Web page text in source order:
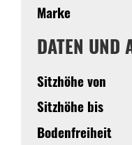
Marke
DATEN UND
Sitzhöhe von
Sitzhöhe bis
Bodenfreiheit